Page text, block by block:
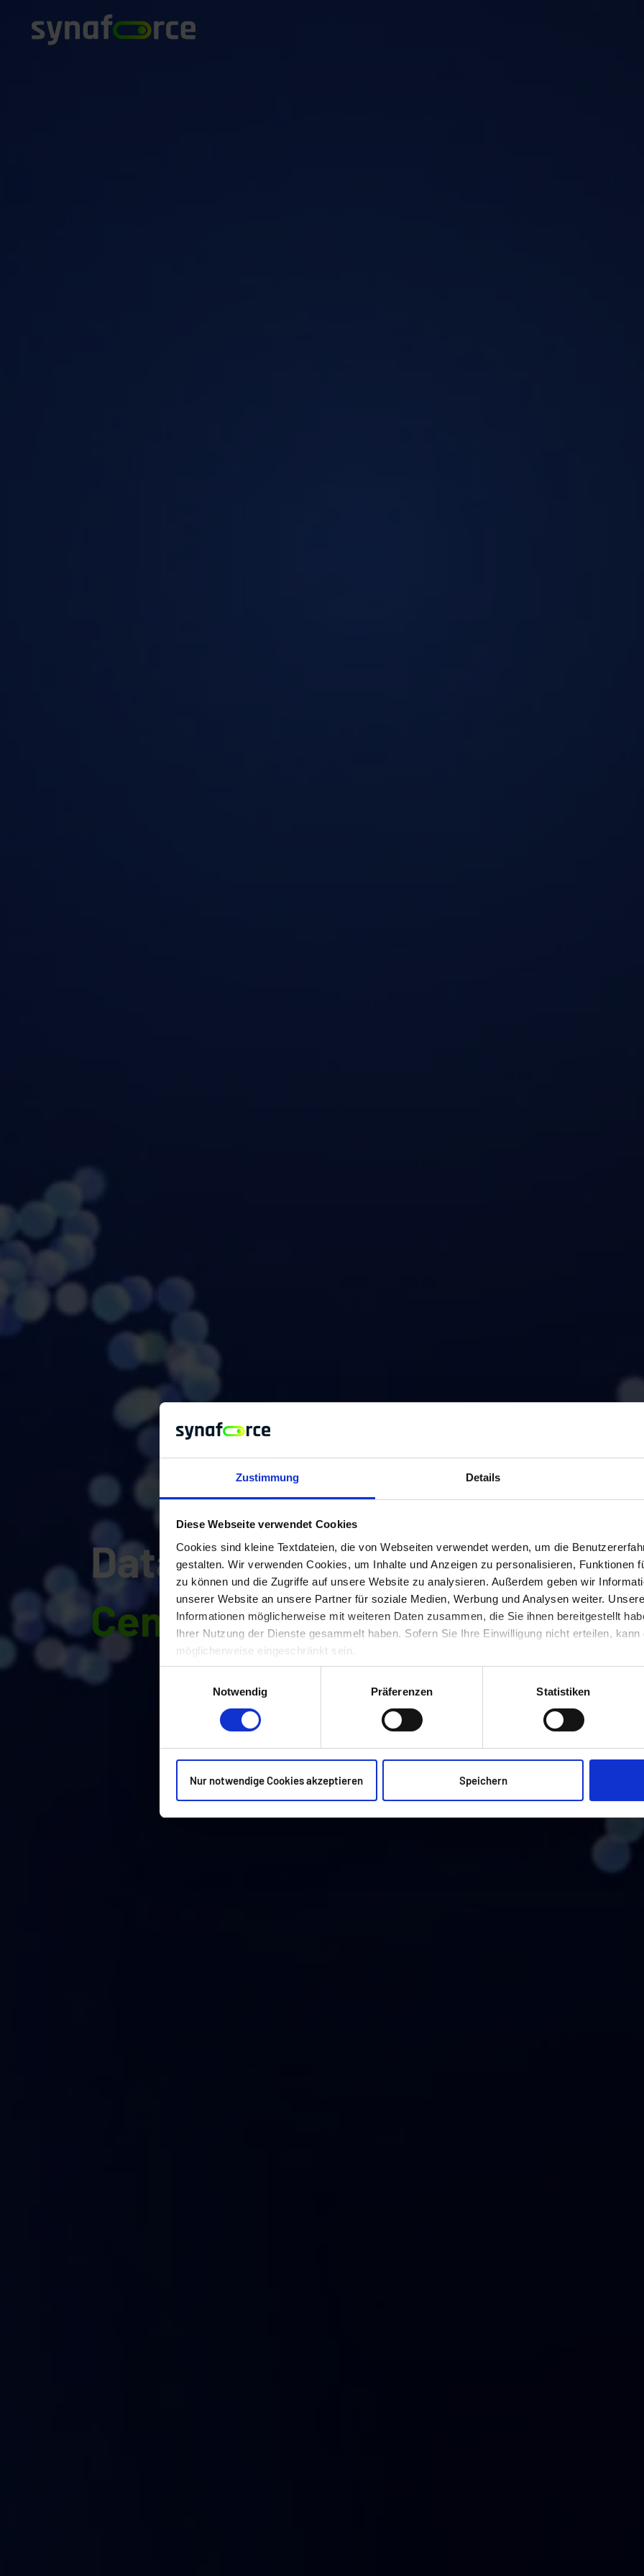
Zustimmung Details
Diese Webseite verwendet Cookies
Cookies sind kleine Textdateien, die von Webseiten verwendet werden, um die
gestalten. Wir verwenden Cookies, um Inhalte und Anzeigen zu personalisieren, Funktionen
zu können und die Zugriffe auf unsere Website zu analysieren. Außerdem geben wir
unserer Website an unsere Partner für soziale Medien, Werbung und Analysen weiter.
Informationen möglicherweise mit weiteren Daten zusammen, die Sie ihnen bereitgestellt
Ihrer Nutzung der Dienste gesammelt haben. Sofern Sie Ihre Einwilligung nicht erteilen,
möglicherweise eingeschränkt sein.
Notwendig
Präferenzen Statistiken
Nur notwendige Cookies akzeptieren Speichern
Data.
Center.